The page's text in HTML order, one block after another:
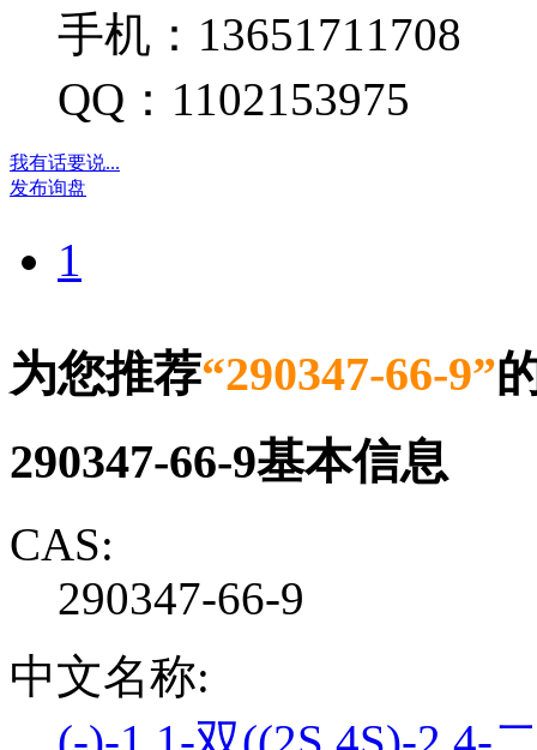
手机：13651711708
QQ：1102153975
我有话要说...
发布询盘
1
为您推荐“290347-66-9”
290347-66-9基本信息
CAS:
290347-66-9
中文名称: